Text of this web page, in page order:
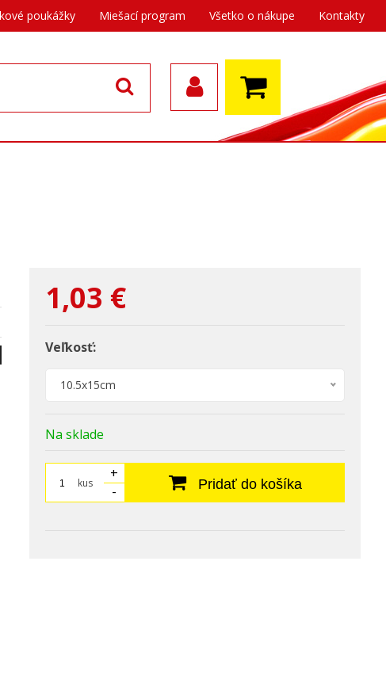
poukážky Miešací program Všetko o nákupe Kontakty
1,03 €
Veľkosť:
10.5x15cm
Na sklade
kus
+
-
Pridať do košíka